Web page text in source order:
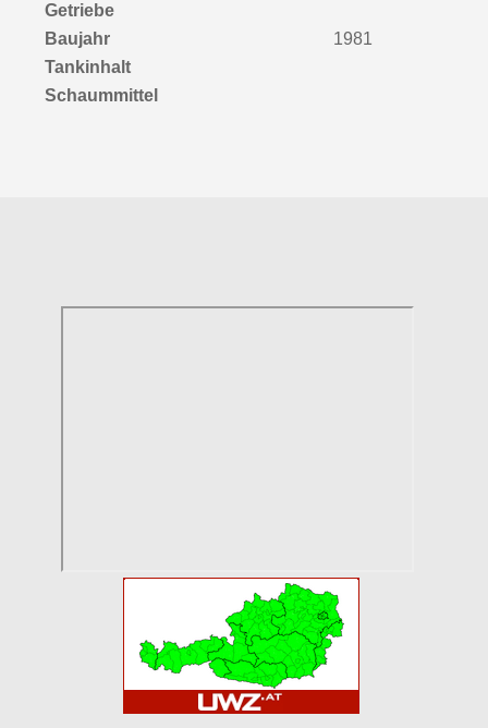
Getriebe
Baujahr
1981
Tankinhalt
Schaummittel